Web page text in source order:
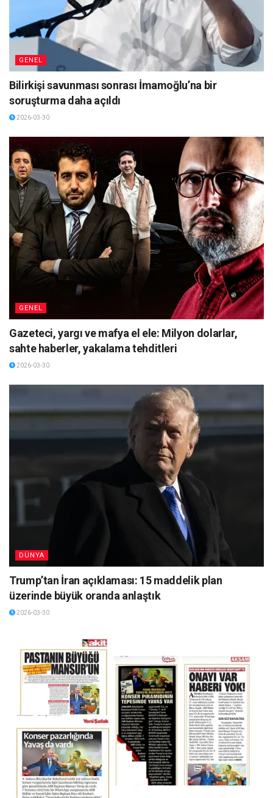
GENEL
Bilirkişi savunması sonrası İmamoğlu’na bir
soruşturma daha açıldı
2026-03-30
GENEL
Gazeteci, yargı ve mafya el ele: Milyon dolarlar,
sahte haberler, yakalama tehditleri
2026-03-30
DÜNYA
Trump’tan İran açıklaması: 15 maddelik plan
üzerinde büyük oranda anlaştık
2026-03-30